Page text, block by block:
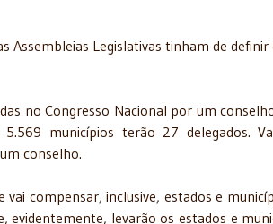
Assembleias Legislativas tinham de
no Congresso Nacional por um
municípios terão 27 delegados.
conselho.
compensar, inclusive, estados e
evidentemente, levarão os estados e